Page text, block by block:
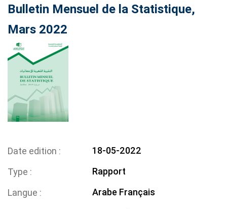
Bulletin Mensuel de la Statistique,
Mars 2022
Date edition
18-05-2022
Type
Rapport
Langue
Arabe Français